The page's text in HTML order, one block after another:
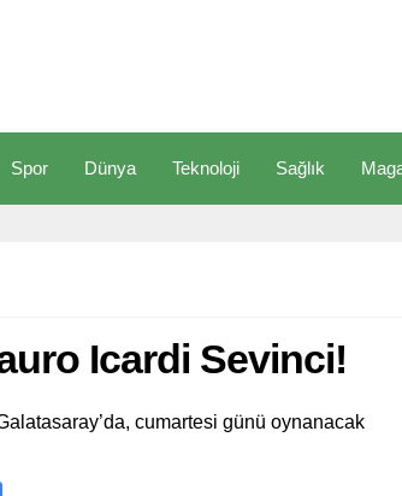
Spor Dünya Teknoloji Sağlık
Icardi Sevinci!
cumartesi günü oynanacak